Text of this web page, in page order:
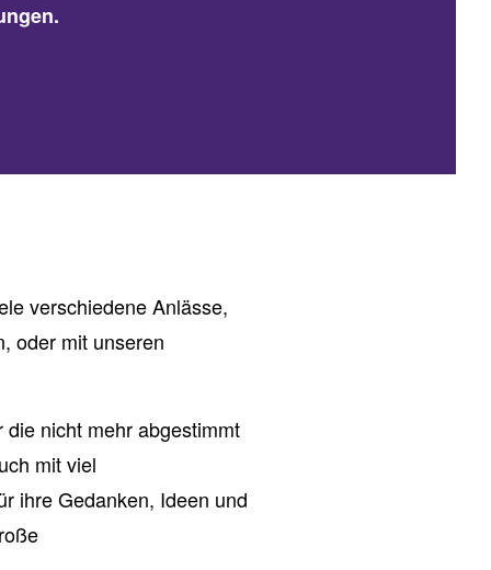
verschiedene Anlässe,
oder mit unseren
nicht mehr abgestimmt
mit viel
ihre Gedanken, Ideen und